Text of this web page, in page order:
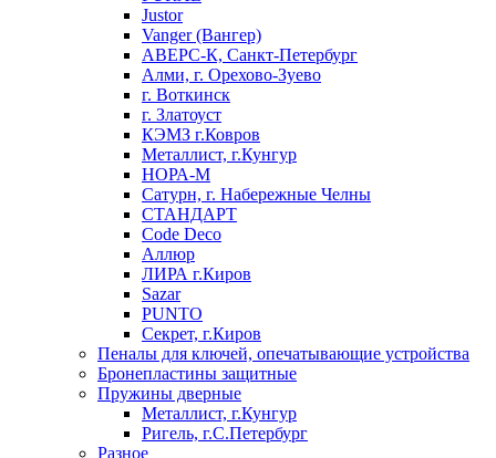
Justor
Vanger (Вангер)
АВЕРС-К, Санкт-Петербург
Алми, г. Орехово-Зуево
г. Воткинск
г. Златоуст
КЭМЗ г.Ковров
Металлист, г.Кунгур
НОРА-М
Сатурн, г. Набережные Челны
СТАНДАРТ
Code Deco
Аллюр
ЛИРА г.Киров
Sazar
PUNTO
Секрет, г.Киров
Пеналы для ключей, опечатывающие устройства
Бронепластины защитные
Пружины дверные
Металлист, г.Кунгур
Ригель, г.С.Петербург
Разное